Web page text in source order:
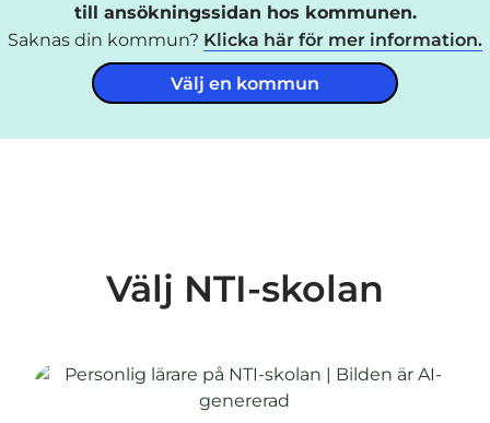
till ansökningssidan hos kommunen.
Saknas din kommun? Klicka här för mer information.
Välj en kommun
Välj NTI-skolan